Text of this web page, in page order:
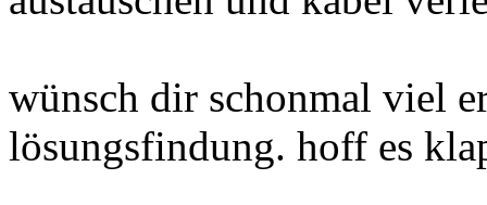
wünsch dir schonmal viel
lösungsfindung. hoff es